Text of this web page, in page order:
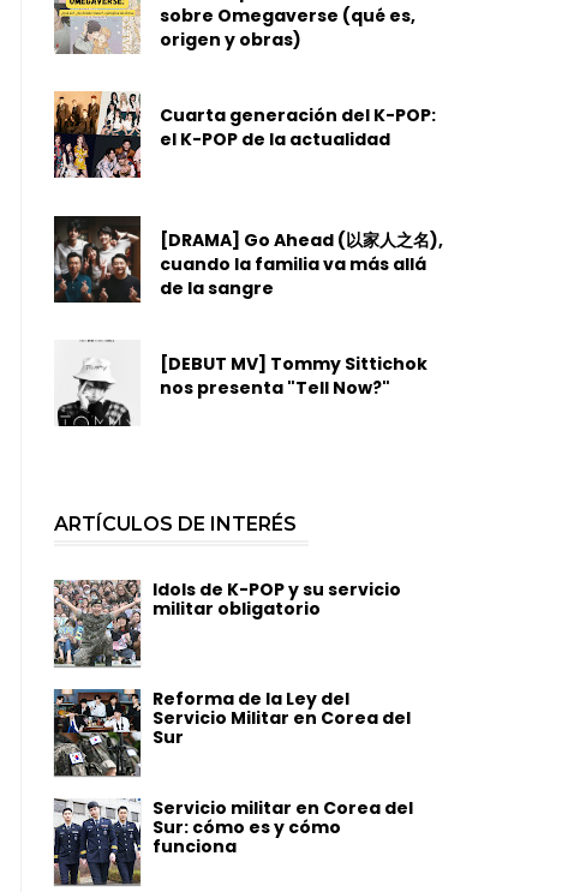
sobre Omegaverse (qué es,
origen y obras)
Cuarta generación del K-POP:
el K-POP de la actualidad
[DRAMA] Go Ahead (以家人之名),
cuando la familia va más allá
de la sangre
[DEBUT MV] Tommy Sittichok
nos presenta "Tell Now?"
ARTÍCULOS DE INTERÉS
Idols de K-POP y su servicio
militar obligatorio
Reforma de la Ley del
Servicio Militar en Corea del
Sur
Servicio militar en Corea del
Sur: cómo es y cómo
funciona